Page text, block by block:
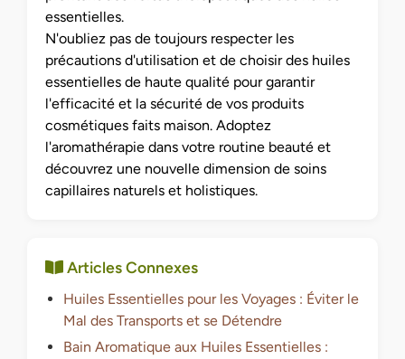
essentielles.
N'oubliez pas de toujours respecter les
précautions d'utilisation et de choisir des huiles
essentielles de haute qualité pour garantir
l'efficacité et la sécurité de vos produits
cosmétiques faits maison. Adoptez
l'aromathérapie dans votre routine beauté et
découvrez une nouvelle dimension de soins
capillaires naturels et holistiques.
Articles Connexes
Huiles Essentielles pour les Voyages : Éviter le
Mal des Transports et se Détendre
Bain Aromatique aux Huiles Essentielles :